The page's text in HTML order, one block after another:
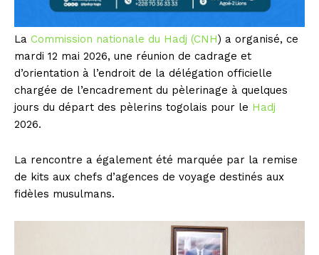
La Commission nationale du Hadj (CNH) a organisé, ce
mardi 12 mai 2026, une réunion de cadrage et
d’orientation à l’endroit de la délégation officielle
chargée de l’encadrement du pèlerinage à quelques
jours du départ des pèlerins togolais pour le Hadj
2026.
La rencontre a également été marquée par la remise
de kits aux chefs d’agences de voyage destinés aux
fidèles musulmans.